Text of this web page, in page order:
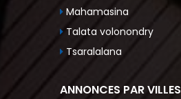
Mahamasina
Talata volonondry
Tsaralalana
ANNONCES PAR VILLES